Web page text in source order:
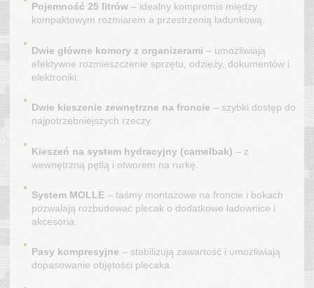
Pojemność 25 litrów – idealny kompromis między
kompaktowym rozmiarem a przestrzenią ładunkową.
Dwie główne komory z organizerami – umożliwiają
efektywne rozmieszczenie sprzętu, odzieży, dokumentów i
elektroniki.
Dwie kieszenie zewnętrzne na froncie – szybki dostęp do
najpotrzebniejszych rzeczy.
Kieszeń na system hydracyjny (camelbak) – z
wewnętrzną pętlą i otworem na rurkę.
System MOLLE – taśmy montażowe na froncie i bokach
pozwalają rozbudować plecak o dodatkowe ładownice i
akcesoria.
Pasy kompresyjne – stabilizują zawartość i umożliwiają
dopasowanie objętości plecaka.